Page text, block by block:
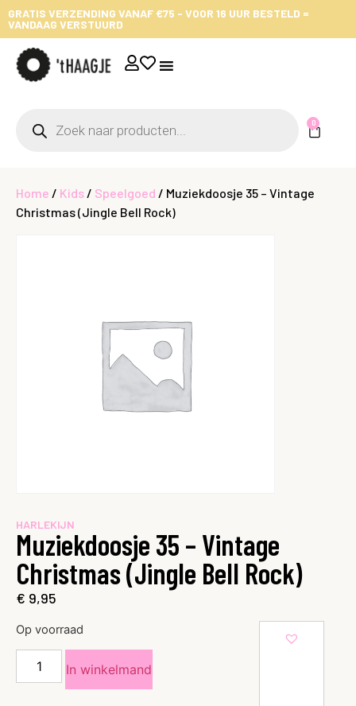
GRATIS VERZENDING VANAF €75 - VOOR 16 UUR BESTELD =
VANDAAG VERSTUURD
0
Home / Kids / Speelgoed / Muziekdoosje 35 – Vintage
Christmas (Jingle Bell Rock)
HARLEKIJN
Muziekdoosje 35 – Vintage
Christmas (Jingle Bell Rock)
€ 9,95
Op voorraad
In winkelmand